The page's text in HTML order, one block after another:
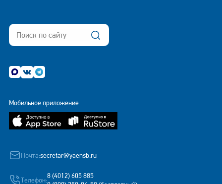
Почта:secretar@yaensb.ru
Телефон:
8 (4012) 605 885
Мобильное приложение